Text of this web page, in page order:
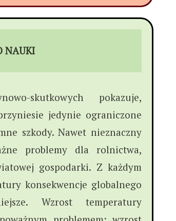
NAUKI
skutkowych pokazuje,
jedynie ograniczone
szkody. Nawet nieznaczny
problemy dla rolnictwa,
gospodarki. Z każdym
konsekwencje globalnego
Wzrost temperatury